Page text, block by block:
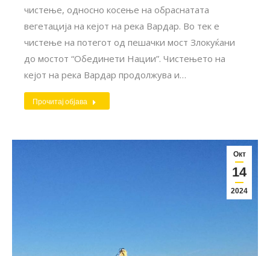
чистење, односно косење на обраснатата
вегетација на кејот на река Вардар. Во тек е
чистење на потегот од пешачки мост Злокуќани
до мостот “Обединети Нации”. Чистењето на
кејот на река Вардар продолжува и…
Прочитај објава
Окт
14
2024